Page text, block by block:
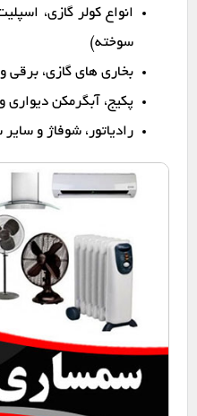
انواع کولر گازی،
سوخته)
بخاری های گازی،
پکیج، آبگرمکن دیواری
رادیاتور، شوفاژ و